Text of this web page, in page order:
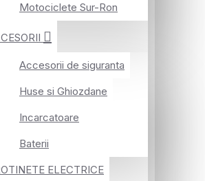
Motociclete Sur-Ron
Accesorii de siguranta
Huse si Ghiozdane
Incarcatoare
Baterii
ELECTRICE